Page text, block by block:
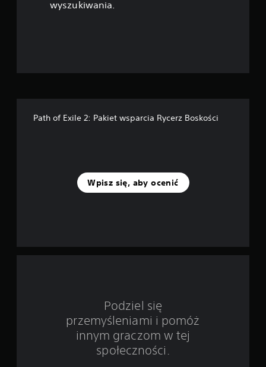
p
o
i
wyszukiwania.
Path of Exile 2: Pakiet wsparcia Rycerz Boskości
Wpisz się, aby ocenić
Podziel się
przemyśleniami i pomóż
innym graczom w tej
społeczności.